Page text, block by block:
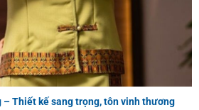
– Thiết kế sang trọng, tôn vinh thương